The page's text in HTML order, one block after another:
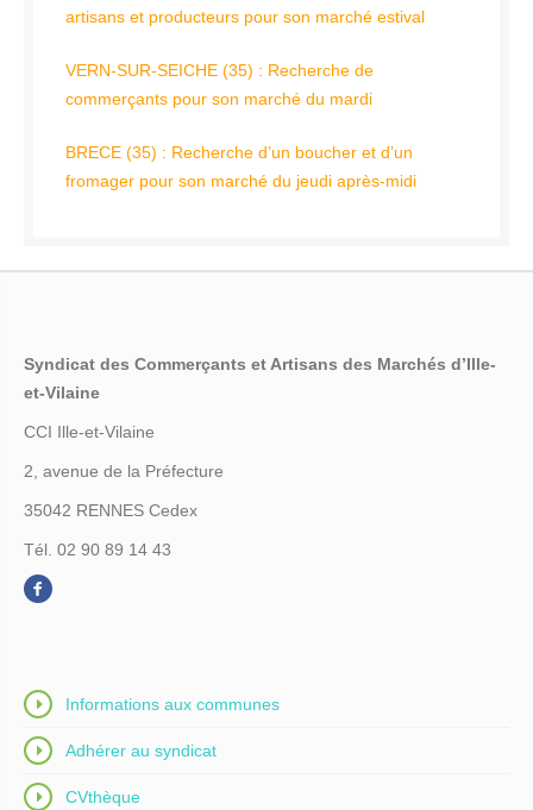
artisans et producteurs pour son marché estival
VERN-SUR-SEICHE (35) : Recherche de
commerçants pour son marché du mardi
BRECE (35) : Recherche d’un boucher et d’un
fromager pour son marché du jeudi après-midi
Syndicat des Commerçants et Artisans des Marchés d’Ille-
et-Vilaine
CCI Ille-et-Vilaine
2, avenue de la Préfecture
35042 RENNES Cedex
Tél. 02 90 89 14 43
Informations aux communes
Adhérer au syndicat
CVthèque